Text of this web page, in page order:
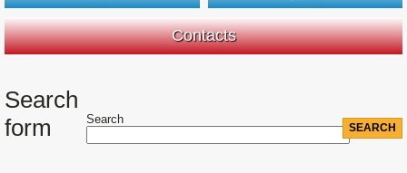
Contacts
Search
form
Search